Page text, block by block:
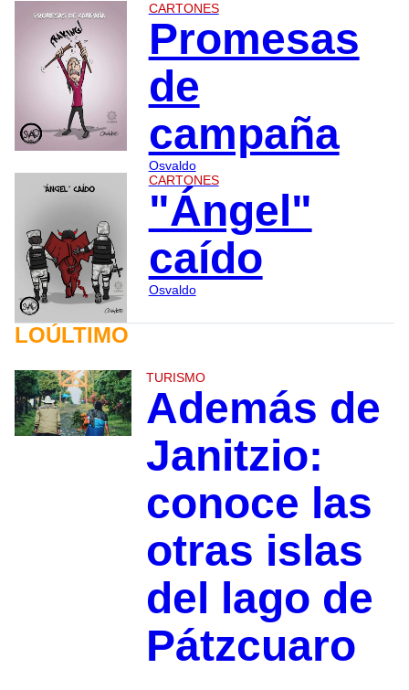
CARTONES
Promesas
de
campaña
Osvaldo
CARTONES
"Ángel"
caído
Osvaldo
LOÚLTIMO
TURISMO
Además de
Janitzio:
conoce las
otras islas
del lago de
Pátzcuaro